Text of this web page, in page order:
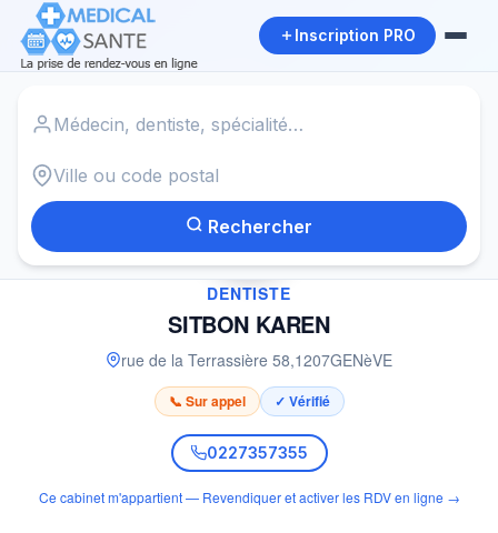
Inscription PRO
Rechercher
✓
DENTISTE
SITBON KAREN
rue de la Terrassière 58,1207GENèVE
📞 Sur appel ✓ Vérifié
0227357355
Ce cabinet m'appartient — Revendiquer et activer les RDV en ligne →